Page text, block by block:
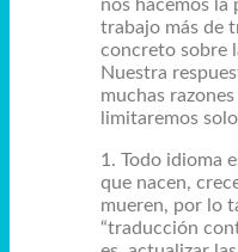
nos hacemos la
trabajo más de
concreto sobre
Nuestra
muchas
limitaremos
1. Todo idioma
que nacen,
mueren, por lo
“traducción